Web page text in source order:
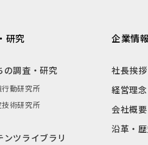
研究
の調査・研究
行動研究所
技術研究所
ンツライブラリ
企業情報
社長挨拶
経営理念
会社概要
沿革・